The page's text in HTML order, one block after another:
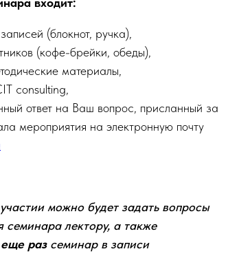
(блокнот, ручка),
(кофе-брейки, обеды),
материалы,
consulting,
ответ на Ваш вопрос, присланный за
мероприятия на электронную почту
можно будет задать вопросы
семинара лектору, а также
разсеминар в записи